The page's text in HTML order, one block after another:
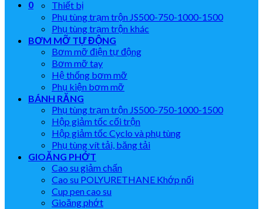
0
Thiết bị
Phụ tùng trạm trộn JS500-750-1000-1500
Phụ tùng trạm trộn khác
BƠM MỠ TỰ ĐỘNG
Bơm mỡ điện tự động
Bơm mỡ tay
Hệ thống bơm mỡ
Phụ kiện bơm mỡ
BÁNH RĂNG
Phụ tùng trạm trộn JS500-750-1000-1500
Hộp giảm tốc cối trộn
Hộp giảm tốc Cyclo và phụ tùng
Phụ tùng vít tải, băng tải
GIOĂNG PHỚT
Cao su giảm chấn
Cao su POLYURETHANE Khớp nối
Cup pen cao su
Gioăng phớt